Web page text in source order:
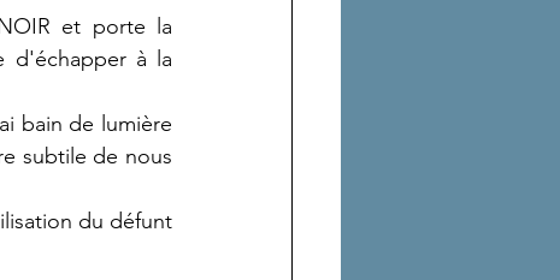
et porte la
d'échapper à la
bain de lumière
subtile de nous
du défunt